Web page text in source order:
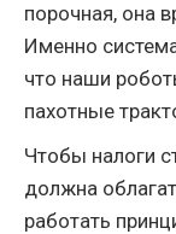
порочная, она
Именно
что наши
пахотные
Чтобы налоги
должна
работать